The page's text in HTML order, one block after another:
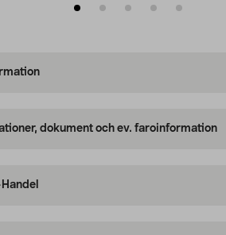
dokument och ev. faroinformation